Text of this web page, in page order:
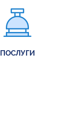
ПОСЛУГИ